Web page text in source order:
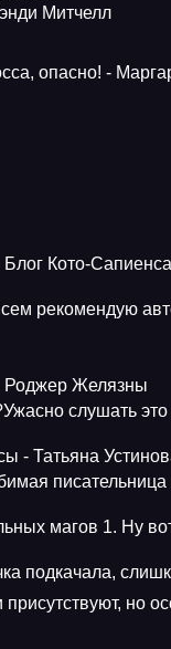
Митчелл
опасно! -
Блог Кото-
рекомендую
Роджер Желязны
слушать
- Татьяна
писательница
магов 1. Ну
подкачала,
присутствуют, но